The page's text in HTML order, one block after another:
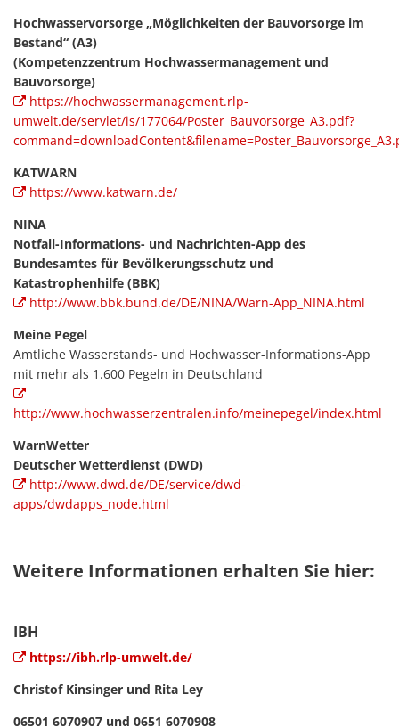
Hochwasservorsorge „Möglichkeiten der Bauvorsorge im
Bestand“ (A3)
(Kompetenzzentrum Hochwassermanagement und
Bauvorsorge)
https://hochwassermanagement.rlp-
umwelt.de/servlet/is/177064/Poster_Bauvorsorge_A3.pdf?
KATWARN
https://www.katwarn.de/
NINA
Notfall-Informations- und Nachrichten-App des
Bundesamtes für Bevölkerungsschutz und
Katastrophenhilfe (BBK)
http://www.bbk.bund.de/DE/NINA/Warn-App_NINA.html
Meine Pegel
Amtliche Wasserstands- und Hochwasser-Informations-App
mit mehr als 1.600 Pegeln in Deutschland
http://www.hochwasserzentralen.info/meinepegel/index.html
WarnWetter
Deutscher Wetterdienst (DWD)
http://www.dwd.de/DE/service/dwd-
apps/dwdapps_node.html
Weitere Informationen erhalten Sie hier:
IBH
https://ibh.rlp-umwelt.de/
Christof Kinsinger und Rita Ley
06501 6070907 und 0651 6070908